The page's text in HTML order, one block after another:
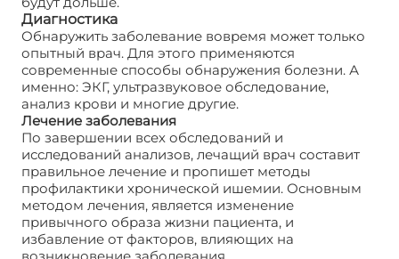
Диагностика
Обнаружить заболевание вовремя может только
опытный врач. Для этого применяются
современные способы обнаружения болезни. А
именно: ЭКГ, ультразвуковое обследование,
анализ крови и многие другие.
Лечение заболевания
По завершении всех обследований и
исследований анализов, лечащий врач составит
правильное лечение и пропишет методы
профилактики хронической ишемии. Основным
методом лечения, является изменение
привычного образа жизни пациента, и
избавление от факторов, влияющих на